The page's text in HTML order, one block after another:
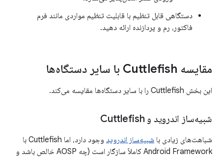
دستگاهی قابل تنظیم با قابلیت تنظیم مواردی مانند فرم
فاکتور، رم و پردازنده ارائه دهید.
مقایسه Cuttlefish با سایر دستگاه‌ها
این بخش Cuttlefish را با سایر دستگاه‌ها مقایسه می‌کند.
شبیه‌ساز اندروید و Cuttlefish
شباهت‌های زیادی با شبیه‌ساز اندروید
وجود دارد، اما Cuttlefish با
Android Framework کاملاً سازگار است (چه AOSP خالص باشد و